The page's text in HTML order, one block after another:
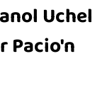
Uchel
Pacio'n